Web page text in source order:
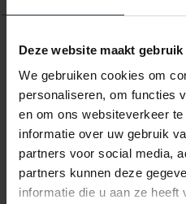
Deze website maakt
We gebruiken cookies om
personaliseren, om functies
en om ons websiteverkeer
informatie over uw gebruik
partners voor social media,
partners kunnen deze
informatie die u aan ze
Gerelateerde